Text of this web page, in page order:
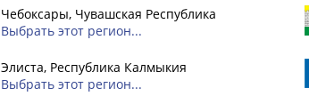
Чебоксары, Чувашская Республика
Выбрать этот регион...
Элиста, Республика Калмыкия
Выбрать этот регион...